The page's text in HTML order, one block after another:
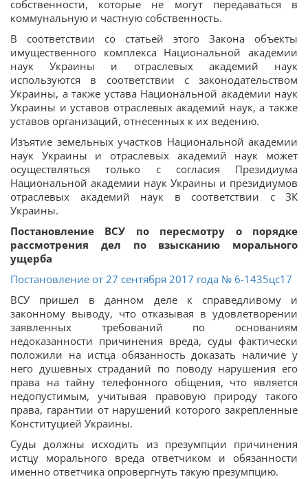
собственности, которые не могут передаваться в
коммунальную и частную собственность.
В соответствии со статьей этого Закона объекты
имущественного комплекса Национальной академии
наук Украины и отраслевых академий наук
используются в соответствии с законодательством
Украины, а также устава Национальной академии наук
Украины и уставов отраслевых академий наук, а также
уставов организаций, отнесенных к их ведению.
Изъятие земельных участков Национальной академии
наук Украины и отраслевых академий наук может
осуществляться только с согласия Президиума
Национальной академии наук Украины и президиумов
отраслевых академий наук в соответствии с ЗК
Украины.
Постановление ВСУ по пересмотру о порядке
рассмотрения дел по взысканию морального
ущерба
Постановление от 27 сентября 2017 года № 6-1435цс17
ВСУ пришел в данном деле к справедливому и
законному выводу, что отказывая в удовлетворении
заявленных требований по основаниям
недоказанности причинения вреда, суды фактически
положили на истца обязанность доказать наличие у
него душевных страданий по поводу нарушения его
права на тайну телефонного общения, что является
недопустимым, учитывая правовую природу такого
права, гарантии от нарушений которого закрепленные
Конституцией Украины.
Суды должны исходить из презумпции причинения
истцу морального вреда ответчиком и обязанности
именно ответчика опровергнуть такую презумпцию.